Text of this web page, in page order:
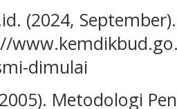
(2024,
dimulai
Metodologi